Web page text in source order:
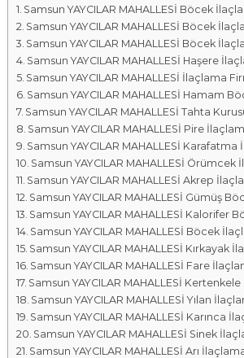
a
l
a
r
ı
Samsun YAYCILAR MAHALLESİ Böcek
Samsun YAYCILAR MAHALLESİ Böcek
Samsun YAYCILAR MAHALLESİ Böcek
Samsun YAYCILAR MAHALLESİ Haşere
Samsun YAYCILAR MAHALLESİ İlaçlama
Samsun YAYCILAR MAHALLESİ Hamam
Samsun YAYCILAR MAHALLESİ Tahta
Samsun YAYCILAR MAHALLESİ Pire
Samsun YAYCILAR MAHALLESİ Karafatma
Samsun YAYCILAR MAHALLESİ Örümcek
Samsun YAYCILAR MAHALLESİ Akrep
Samsun YAYCILAR MAHALLESİ Gümüş
Samsun YAYCILAR MAHALLESİ Kalorifer
Samsun YAYCILAR MAHALLESİ Böcek
Samsun YAYCILAR MAHALLESİ Kırkayak
Samsun YAYCILAR MAHALLESİ Fare
Samsun YAYCILAR MAHALLESİ
Samsun YAYCILAR MAHALLESİ Yılan
Samsun YAYCILAR MAHALLESİ Karınca
Samsun YAYCILAR MAHALLESİ Sinek
Samsun YAYCILAR MAHALLESİ Arı